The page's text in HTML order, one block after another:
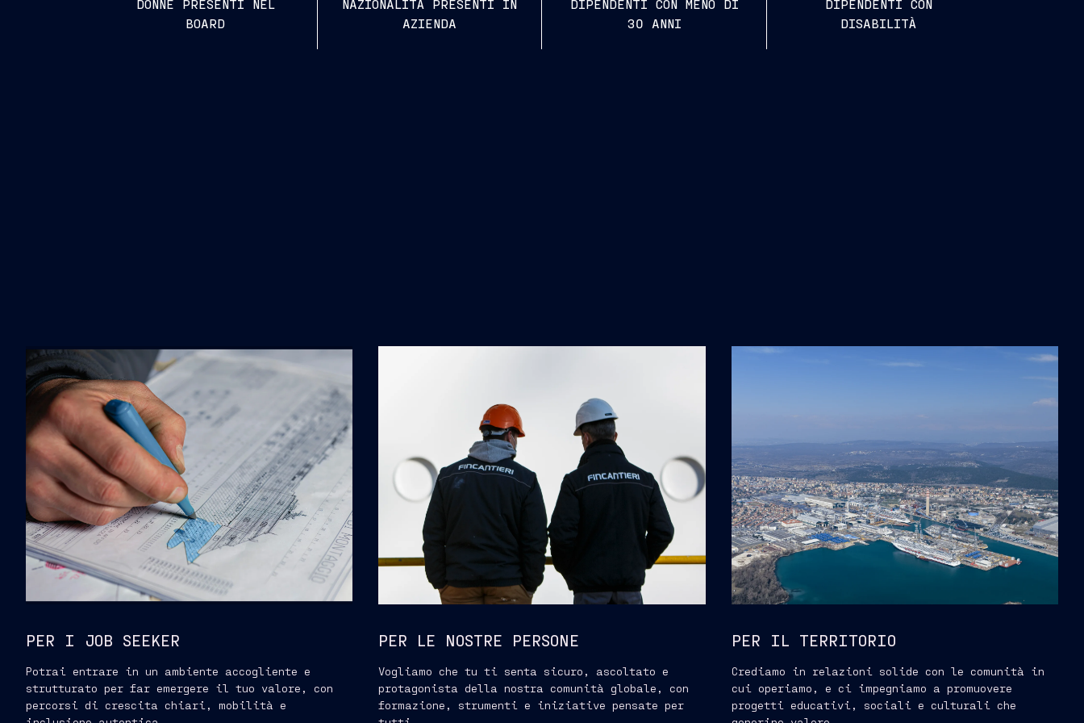
DONNE PRESENTI NEL
BOARD
NAZIONALITÀ PRESENTI IN
AZIENDA
DIPENDENTI CON MENO DI
30 ANNI
DIPENDENTI CON
DISABILITÀ
PER I JOB SEEKER
Potrai entrare in un ambiente accogliente e
strutturato per far emergere il tuo valore, con
percorsi di crescita chiari, mobilità e
PER LE NOSTRE PERSONE
Vogliamo che tu ti senta sicuro, ascoltato e
protagonista della nostra comunità globale, con
formazione, strumenti e iniziative pensate per
PER IL TERRITORIO
Crediamo in relazioni solide con le comunità in
cui operiamo, e ci impegniamo a promuovere
progetti educativi, sociali e culturali che